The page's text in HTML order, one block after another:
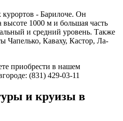
- Барилоче. Он
1000 м и большая часть
и средний уровень. Также
Чапелько, Каваху, Кастор, Ла-
приобрести в нашем
(831) 429-03-11
и круизы в